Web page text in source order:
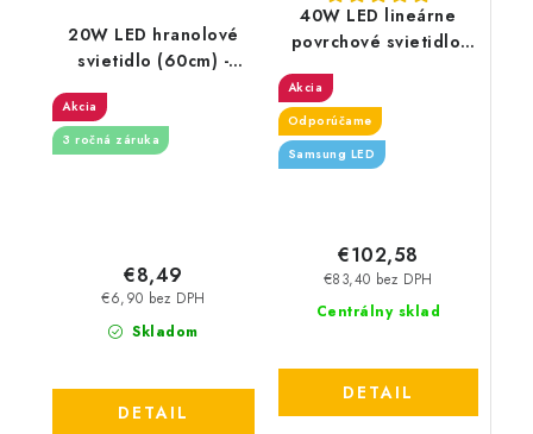
20W LED hranolové
svietidlo (60cm) -
Akcia
3 ročná záruka
Skladom
€6,90 bez DPH
€8,49
DETAIL
40W LED lineárne
povrchové svietidlo,
stmievateľné - čierne
Akcia
Odporúčame
Samsung LED
Centrálny sklad
€83,40 bez DPH
€102,58
DETAIL